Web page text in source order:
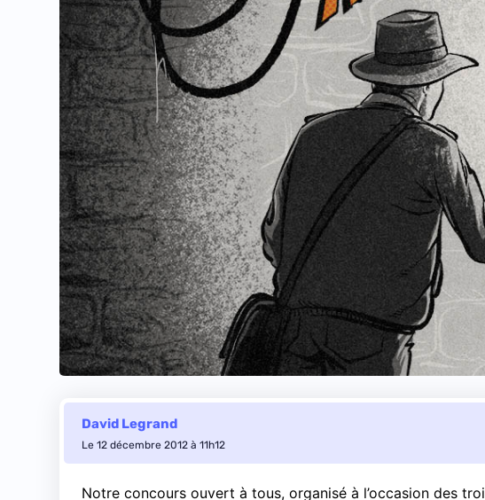
David Legrand
Le 12 décembre 2012 à 11h12
Notre concours ouvert à tous, organisé à l’occasion des